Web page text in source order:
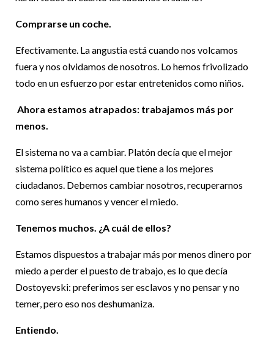
Comprarse un coche.
Efectivamente. La angustia está cuando nos volcamos
fuera y nos olvidamos de nosotros. Lo hemos frivolizado
todo en un esfuerzo por estar entretenidos como niños.
Ahora estamos atrapados: trabajamos más por
menos.
El sistema no va a cambiar. Platón decía que el mejor
sistema político es aquel que tiene a los mejores
ciudadanos. Debemos cambiar nosotros, recuperarnos
como seres humanos y vencer el miedo.
Tenemos muchos. ¿A cuál de ellos?
Estamos dispuestos a trabajar más por menos dinero por
miedo a perder el puesto de trabajo, es lo que decía
Dostoyevski: preferimos ser esclavos y no pensar y no
temer, pero eso nos deshumaniza.
Entiendo.